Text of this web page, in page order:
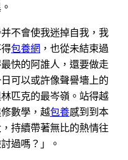
不會使我迷掉自我，我
包養網 ，也從未結束過
快的阿誰人，還要做走
可以或許像聲譽墻上的
匹克的最岑嶺。站得越
數學，越包養感到到本
持續帶著無比的熱情往
過嗎？」。